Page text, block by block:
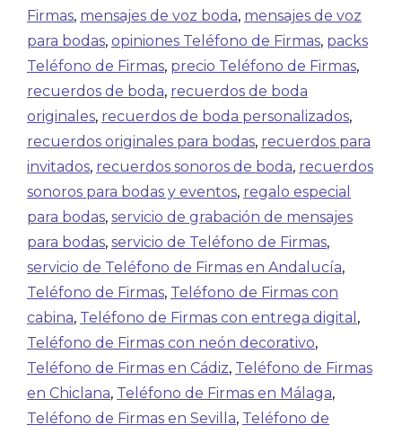
Firmas, mensajes de voz boda, mensajes de voz
para bodas, opiniones Teléfono de Firmas, packs
Teléfono de Firmas, precio Teléfono de Firmas,
recuerdos de boda, recuerdos de boda
originales, recuerdos de boda personalizados,
recuerdos originales para bodas, recuerdos para
invitados, recuerdos sonoros de boda, recuerdos
sonoros para bodas y eventos, regalo especial
para bodas, servicio de grabación de mensajes
para bodas, servicio de Teléfono de Firmas,
servicio de Teléfono de Firmas en Andalucía,
Teléfono de Firmas, Teléfono de Firmas con
cabina, Teléfono de Firmas con entrega digital ,
Teléfono de Firmas con neón decorativo,
Teléfono de Firmas en Cádiz, Teléfono de Firmas
en Chiclana, Teléfono de Firmas en Málaga,
Teléfono de Firmas en Sevilla, Teléfono de